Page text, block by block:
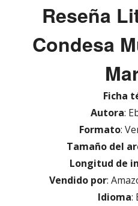
Reseña
Condesa
Ficha
Autora:
Formato:
Tamaño del
Longitud de
Vendido por:
Idioma: